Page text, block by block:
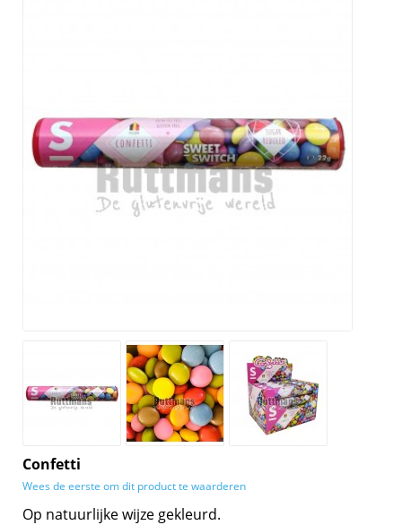
Confetti
Wees de eerste om dit product te waarderen
Op natuurlijke wijze gekleurd.